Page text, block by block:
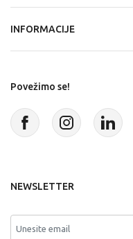
INFORMACIJE
Povežimo se!
NEWSLETTER